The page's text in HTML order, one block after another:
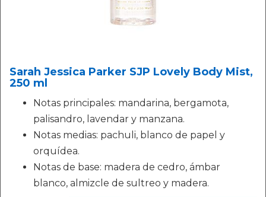
Sarah Jessica Parker SJP Lovely Body Mist,
250 ml
Notas principales: mandarina, bergamota,
palisandro, lavendar y manzana.
Notas medias: pachuli, blanco de papel y
orquídea.
Notas de base: madera de cedro, ámbar
blanco, almizcle de sultreo y madera.